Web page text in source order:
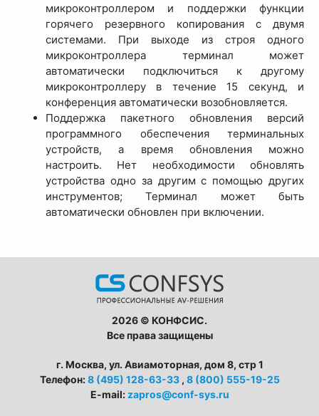
микроконтроллером и поддержки функции
горячего резервного копирования с двумя
системами. При выходе из строя одного
микроконтроллера терминал может
автоматически подключиться к другому
микроконтроллеру в течение 15 секунд, и
конференция автоматически возобновляется.
Поддержка пакетного обновления версий
программного обеспечения терминальных
устройств, а время обновления можно
настроить. Нет необходимости обновлять
устройства одно за другим с помощью других
инструментов; Терминал может быть
автоматически обновлен при включении.
2026 © КОНФСИС.
Все права защищены
г. Москва, ул. Авиамоторная, дом 8, стр 1
Телефон:8 (495) 128-63-33 , 8 (800) 555-19-25
E-mail: zapros@conf-sys.ru